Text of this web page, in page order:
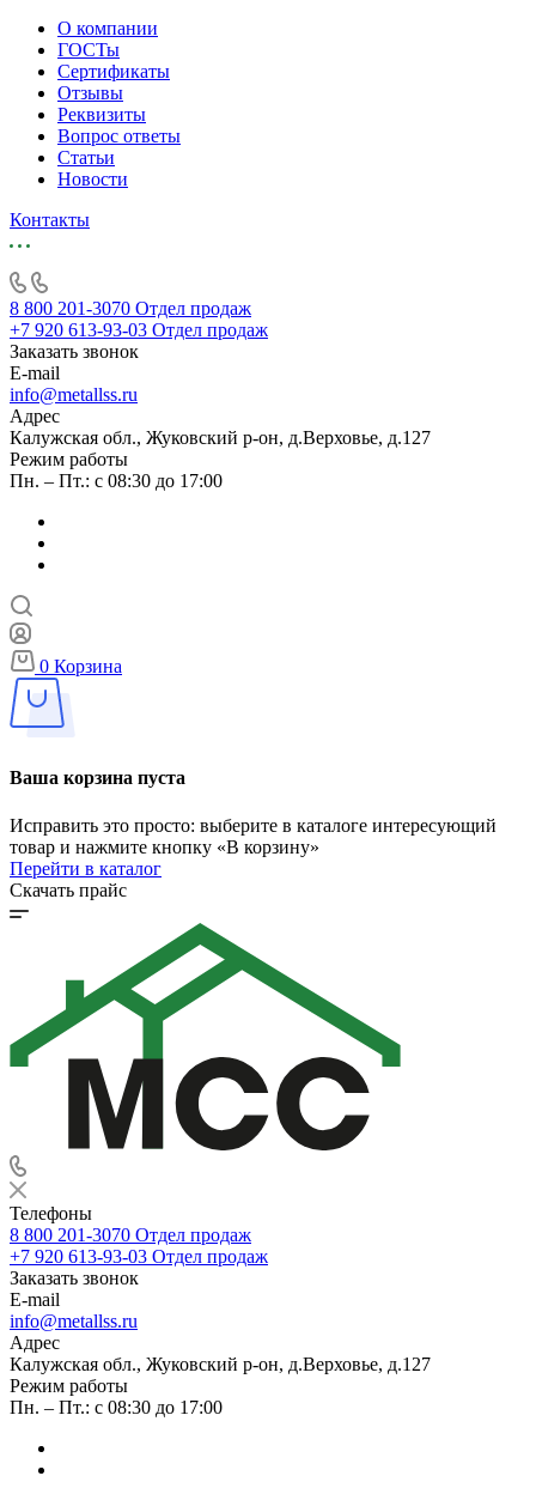
О компании
ГОСТы
Сертификаты
Отзывы
Реквизиты
Вопрос ответы
Статьи
Новости
Контакты
8 800 201-3070 Отдел продаж
+7 920 613-93-03 Отдел продаж
Заказать звонок
E-mail
info@metallss.ru
Адрес
Калужская обл., Жуковский р-он, д.Верховье, д.127
Режим работы
Пн. – Пт.: с 08:30 до 17:00
0 Корзина
Ваша корзина пуста
Исправить это просто: выберите в каталоге интересующий
товар и нажмите кнопку «В корзину»
Перейти в каталог
Скачать прайс
Телефоны
8 800 201-3070 Отдел продаж
+7 920 613-93-03 Отдел продаж
Заказать звонок
E-mail
info@metallss.ru
Адрес
Калужская обл., Жуковский р-он, д.Верховье, д.127
Режим работы
Пн. – Пт.: с 08:30 до 17:00